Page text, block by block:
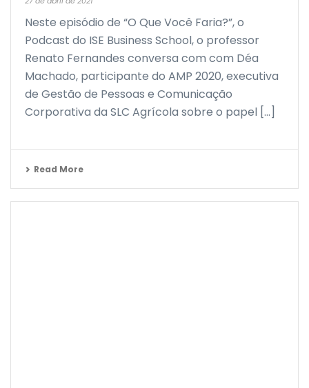
Neste episódio de “O Que Você Faria?”, o
Podcast do ISE Business School, o professor
Renato Fernandes conversa com com Déa
Machado, participante do AMP 2020, executiva
de Gestão de Pessoas e Comunicação
Corporativa da SLC Agrícola sobre o papel [...]
Read More